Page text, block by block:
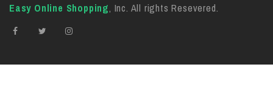
Easy Online Shopping, Inc. All rights Resevered.